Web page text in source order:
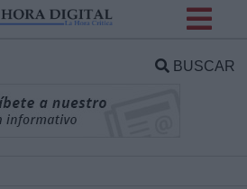
BUSCAR